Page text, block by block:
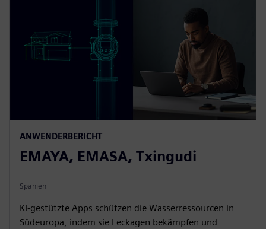
ANWENDERBERICHT
EMAYA, EMASA, Txingudi
Spanien
KI-gestützte Apps schützen die Wasserressourcen in
Südeuropa, indem sie Leckagen bekämpfen und